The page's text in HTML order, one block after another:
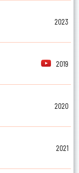
2023
2019
2020
2021